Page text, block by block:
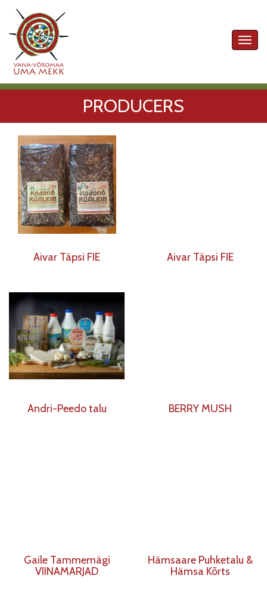
PRODUCERS
Aivar Täpsi FIE Aivar Täpsi FIE
Andri-Peedo talu BERRY MUSH
Gaile Tammemägi
VIINAMARJAD
Hämsaare Puhketalu &
Hämsa Kõrts